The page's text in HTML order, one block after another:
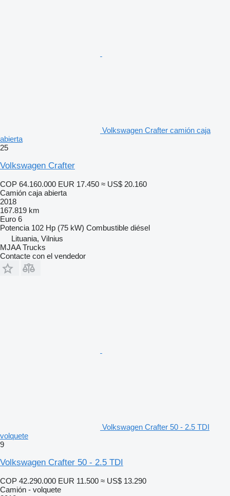
Volkswagen Crafter camión caja
abierta
25
Volkswagen Crafter
COP 64.160.000 EUR 17.450 ≈ US$ 20.160
Camión caja abierta
2018
167.819 km
Euro 6
Potencia 102 Hp (75 kW) Combustible diésel
Lituania, Vilnius
MJAA Trucks
Contacte con el vendedor
Volkswagen Crafter 50 - 2.5 TDI
volquete
9
Volkswagen Crafter 50 - 2.5 TDI
COP 42.290.000 EUR 11.500 ≈ US$ 13.290
Camión - volquete